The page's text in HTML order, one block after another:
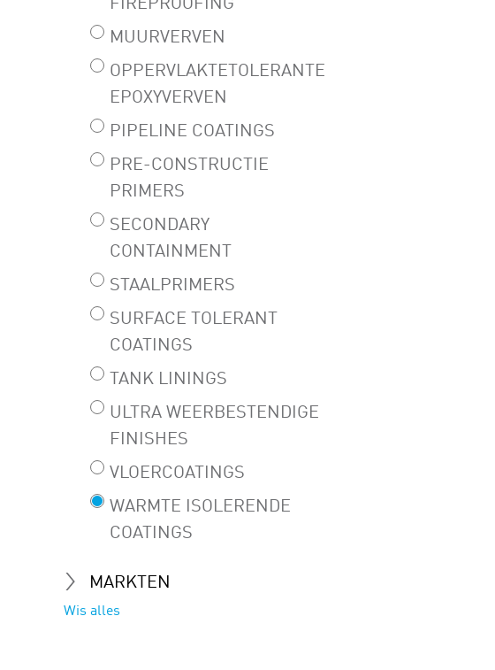
FIREPROOFING
MUURVERVEN
OPPERVLAKTETOLERANTE
EPOXYVERVEN
PIPELINE COATINGS
PRE-CONSTRUCTIE
PRIMERS
SECONDARY
CONTAINMENT
STAALPRIMERS
SURFACE TOLERANT
COATINGS
TANK LININGS
ULTRA WEERBESTENDIGE
FINISHES
VLOERCOATINGS
WARMTE ISOLERENDE
COATINGS
MARKTEN
Wis alles